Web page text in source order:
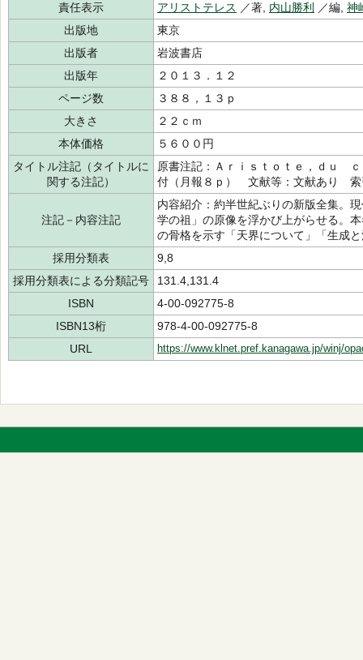
責任表示
アリストテレス ／著, 内山勝利 ／編, 神
出版地
東京
出版者
岩波書店
出版年
２０１３．１２
ページ数
３８８，１３ｐ
大きさ
２２ｃｍ
本体価格
５６００円
タイトル注記（タイトルに
関する注記）
原書注記：Ａｒｉｓｔｏｔｅ，ｄｕ
付（月報８ｐ） 文献等：文献あり 索
注記－内容注記
内容紹介：約半世紀ぶりの新版全集。
学の祖」の原像を浮かび上がらせる。
の骨格を示す「天界について」「生成
採用分類表
9,8
採用分類表による分類記号
131.4,131.4
ISBN
4-00-092775-8
ISBN13桁
978-4-00-092775-8
URL
https://www.klnet.pref.kanagawa.jp/winj/